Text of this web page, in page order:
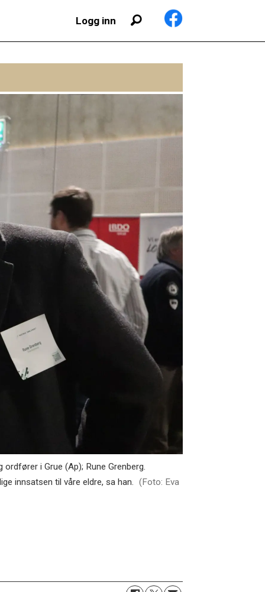
Logg inn
i Grue (Ap); Rune Grenberg.
innsatsen til våre eldre, sa han. (Foto: Eva